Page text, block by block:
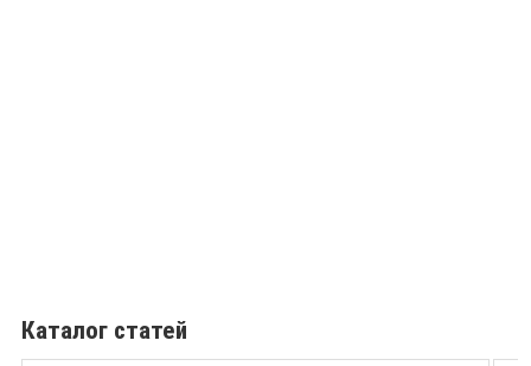
Каталог статей